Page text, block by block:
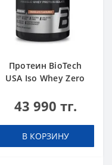
Протеин BioTech
USA Iso Whey Zero
43 990 тг.
В КОРЗИНУ